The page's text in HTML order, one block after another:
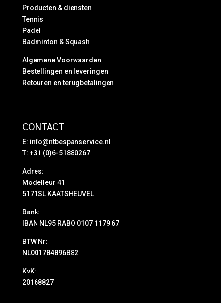
Producten & diensten
Tennis
Padel
Badminton & Squash
Algemene Voorwaarden
Bestellingen en leveringen
Retouren en terugbetalingen
CONTACT
E: info@ntbespanservice.nl
T: +31 (0)6-51880267
Adres:
Modelleur 41
5171SL KAATSHEUVEL
Bank:
IBAN NL95 RABO 0107 1179 67
BTW Nr:
NL001784896B82
KvK:
20168827